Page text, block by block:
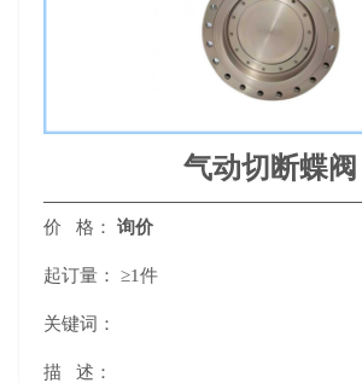
气动切断蝶阀
价 格： 询价
起订量： ≥1件
关键词：
描 述：